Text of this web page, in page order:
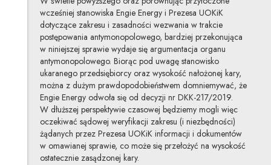
wcześniej stanowiska Engie Energy i Prezesa UOKiK
dotyczące zakresu i zasadności wezwania w trakcie
postępowania antymonopolowego, bardziej przekonująca
w niniejszej sprawie wydaje się argumentacja organu
antymonopolowego. Biorąc pod uwagę stanowisko
ukaranego przedsiębiorcy oraz wysokość nałożonej kary,
można z dużym prawdopodobieństwem domniemywać, że
Engie Energy odwoła się od decyzji nr DKK-217/2019.
W dłuższej perspektywie czasowej będziemy mogli więc
oczekiwać sądowej weryfikacji zakresu (i niezbędności)
żądanych przez Prezesa UOKiK informacji i dokumentów
w omawianej sprawie, co może się przełożyć na wysokość
ostatecznie zasądzonej kary.